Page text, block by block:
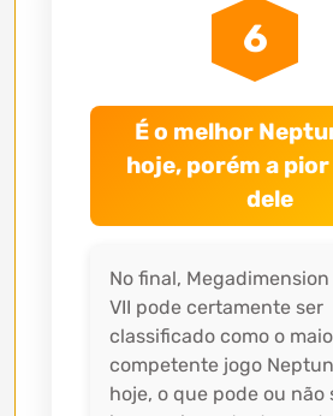
6
É o melhor
hoje, porém a
dele
No final,
VII pode certamente ser
classificado como o
competente jogo
hoje, o que pode ou não